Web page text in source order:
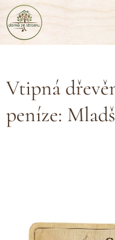
Vtipná
peníze: